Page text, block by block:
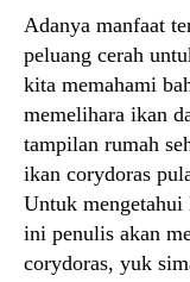
Adanya manfaat
peluang cerah
kita memahami
memelihara ikan
tampilan rumah
ikan corydoras
Untuk
ini penulis akan
corydoras, yuk